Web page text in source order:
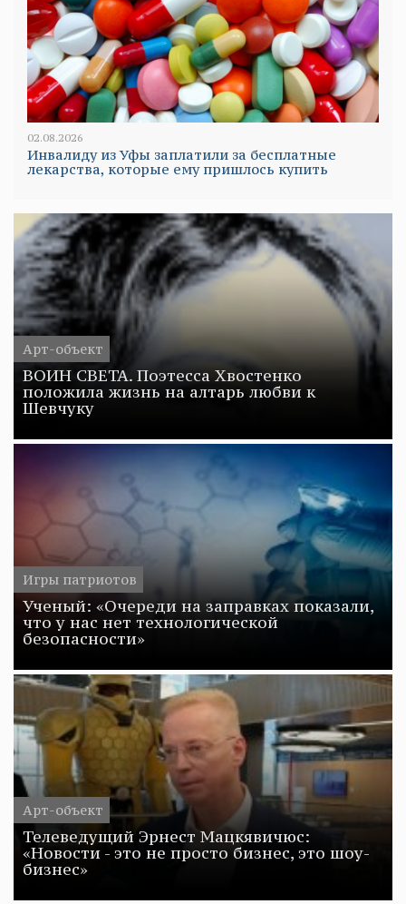
02.08.2026
Инвалиду из Уфы заплатили за бесплатные
лекарства, которые ему пришлось купить
Арт-объект
ВОИН СВЕТА. Поэтесса Хвостенко
положила жизнь на алтарь любви к
Шевчуку
Игры патриотов
Ученый: «Очереди на заправках показали,
что у нас нет технологической
безопасности»
Арт-объект
Телеведущий Эрнест Мацкявичюс:
«Новости - это не просто бизнес, это шоу-
бизнес»